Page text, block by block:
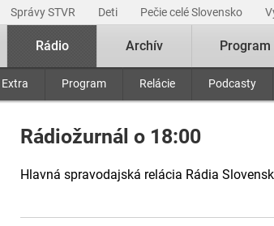
Správy STVR Deti Pečie celé Slovensko
Rádio
Program Relácie Podcasty
Archív Program
Rádiožurnál o 18:00
Hlavná spravodajská relácia Rádia